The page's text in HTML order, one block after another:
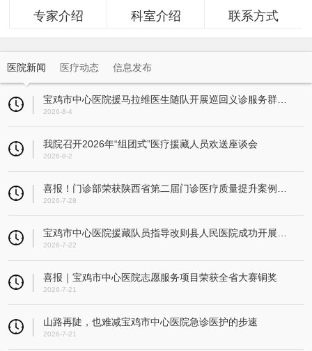
专家介绍 科室介绍 联系方式
医院新闻 医疗动态 信息发布
2026-8-4
我院召开2026年“组团式”医疗援藏人员欢送座谈会
2026-8-2
2026-7-28
2026-7-22
喜报｜宝鸡市中心医院志愿服务项目荣获全省大赛铜奖
2026-7-21
山路再陡，也难减宝鸡市中心医院急诊医护的步速
2026-7-21